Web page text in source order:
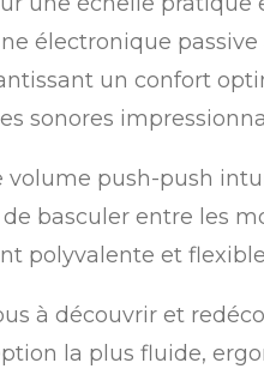
électronique
un confort
sonores
volume push-push
basculer entre les
polyvalente et
à découvrir et
la plus fluide,